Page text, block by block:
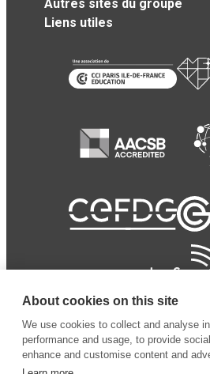
Autres sites du groupe
Liens utiles
About cookies on this site
We use cookies to collect and analyse
performance and usage, to provide
enhance and customise content and